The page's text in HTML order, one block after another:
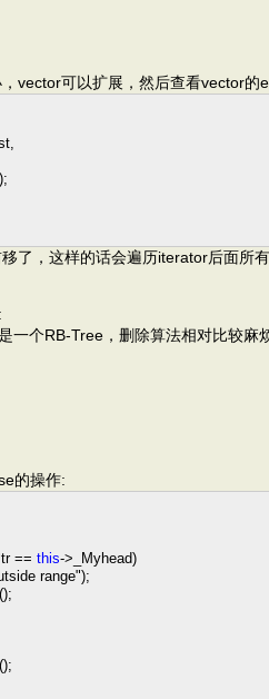
vector可以扩展，然后查看vector的
了，这样的话会遍历iterator后面所有
一个RB-Tree，删除算法相对比较
的操作:
== this-> _Myhead)
range");